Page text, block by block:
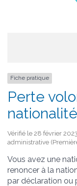
Fiche pratique
Perte
Vérifié le 28 février
administrative
Vous avez une
renoncer à la
par déclaration ou